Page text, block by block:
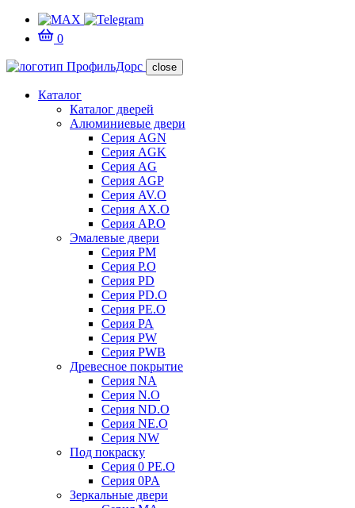
0
close
Каталог
Каталог дверей
Алюминиевые двери
Серия AGN
Серия AGK
Серия AG
Серия AGP
Серия AV.O
Серия AX.O
Серия AP.O
Эмалевые двери
Серия PM
Серия P.O
Серия PD
Серия PD.O
Серия PE.O
Серия PA
Серия PW
Серия PWB
Древесное покрытие
Серия NA
Серия N.O
Серия ND.O
Серия NE.O
Серия NW
Под покраску
Серия 0 PE.O
Серия 0PA
Зеркальные двери